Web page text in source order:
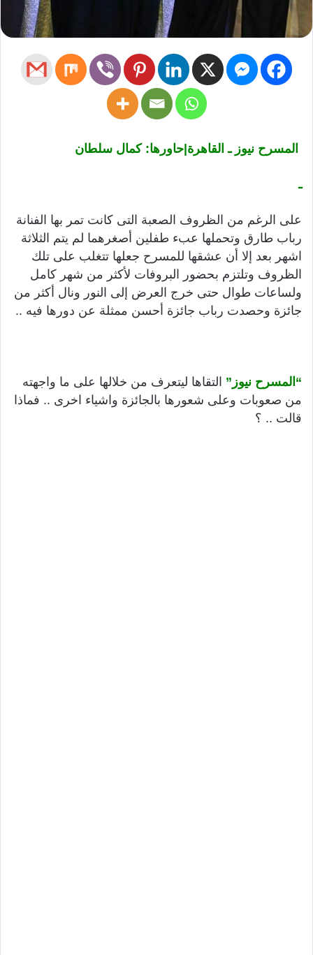
المسرح نيوز ـ القاهرة|حاورها: كمال سلطان
ـ
على الرغم من الظروف الصعبة التى كانت تمر بها الفنانة
رباب طارق وتحملها عبء طفلين أصغرهما لم يتم الثلاثة
اشهر بعد إلا أن عشقها للمسرح جعلها تتغلب على تلك
الظروف وتلتزم بحضور البروفات لأكثر من شهر كامل
ولساعات طوال حتى خرج العرض إلى النور ونال أكثر من
جائزة وحصدت رباب جائزة أحسن ممثلة عن دورها فيه ..
“المسرح نيوز” التقاها ليتعرف من خلالها على ما واجهته
من صعوبات وعلى شعورها بالجائزة واشياء اخرى .. فماذا
قالت .. ؟